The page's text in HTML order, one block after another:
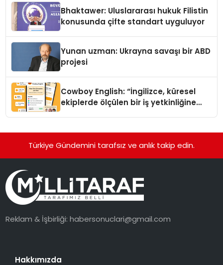
Bhaktawer: Uluslararası hukuk Filistin
konusunda çifte standart uyguluyor
Yunan uzman: Ukrayna savaşı bir ABD
projesi
Cowboy English: “İngilizce, küresel
ekiplerde ölçülen bir iş yetkinliğine
Türkiye Gündemini tarafsız ve anlık takip edin.
Reklam & İşbirliği:habersonuclari@gmail.com
Hakkımızda